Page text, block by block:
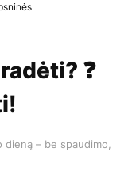
❓
– be spaudimo,